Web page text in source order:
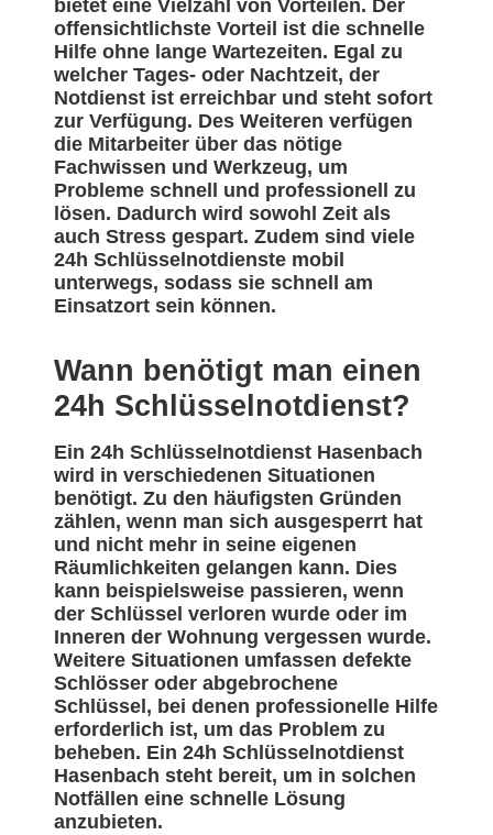
bietet eine Vielzahl von Vorteilen. Der
offensichtlichste Vorteil ist die schnelle
Hilfe ohne lange Wartezeiten. Egal zu
welcher Tages- oder Nachtzeit, der
Notdienst ist erreichbar und steht sofort
zur Verfügung. Des Weiteren verfügen
die Mitarbeiter über das nötige
Fachwissen und Werkzeug, um
Probleme schnell und professionell zu
lösen. Dadurch wird sowohl Zeit als
auch Stress gespart. Zudem sind viele
24h Schlüsselnotdienste mobil
unterwegs, sodass sie schnell am
Einsatzort sein können.
Wann benötigt man einen
24h Schlüsselnotdienst?
Ein 24h Schlüsselnotdienst Hasenbach
wird in verschiedenen Situationen
benötigt. Zu den häufigsten Gründen
zählen, wenn man sich ausgesperrt hat
und nicht mehr in seine eigenen
Räumlichkeiten gelangen kann. Dies
kann beispielsweise passieren, wenn
der Schlüssel verloren wurde oder im
Inneren der Wohnung vergessen wurde.
Weitere Situationen umfassen defekte
Schlösser oder abgebrochene
Schlüssel, bei denen professionelle Hilfe
erforderlich ist, um das Problem zu
beheben. Ein 24h Schlüsselnotdienst
Hasenbach steht bereit, um in solchen
Notfällen eine schnelle Lösung
anzubieten.